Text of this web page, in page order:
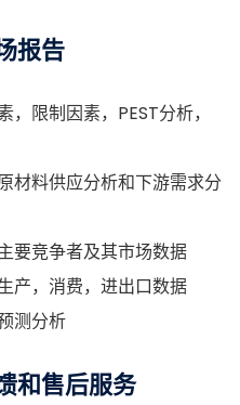
报告
限制因素，PEST分析，
材料供应分析和下游需求分
要竞争者及其市场数据
产，消费，进出口数据
测分析
和售后服务